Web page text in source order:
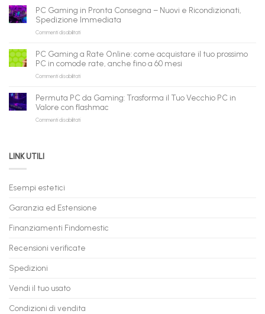
il
tuo
assistente
può
fare
shopping
qui
all’ingrosso:
la
nuova
B2B
flashmac
per
rivenditori
PC Gaming in Pronta Consegna – Nuovi e Ricondizionati,
Spedizione Immediata
Commenti disabilitatisu
in
Pronta
Consegna
Nuovi
Ricondizionati,
Spedizione
PC Gaming a Rate Online: come acquistare il tuo prossimo
PC in comode rate, anche fino a 60 mesi
Commenti disabilitatisu
a
Rate
Online:
anche
a
Permuta PC da Gaming: Trasforma il Tuo Vecchio PC in
Valore con flashmac
Commenti disabilitatisu
in
con
LINK UTILI
Esempi estetici
Garanzia ed Estensione
Finanziamenti Findomestic
Recensioni verificate
Spedizioni
Vendi il tuo usato
Condizioni di vendita